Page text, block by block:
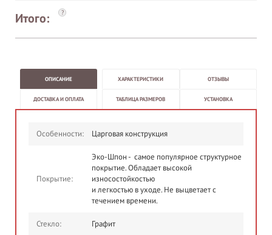
Итого: ?
ОПИСАНИЕ ХАРАКТЕРИСТИКИ ОТЗЫВЫ
ДОСТАВКА И ОПЛАТА ТАБЛИЦА РАЗМЕРОВ УСТАНОВКА
Особенности: Царговая конструкция
Покрытие:
Эко-Шпон - самое популярное структурное
покрытие. Обладает высокой
износостойкостью
и легкостью в уходе. Не выцветает с
течением времени.
Стекло: Графит